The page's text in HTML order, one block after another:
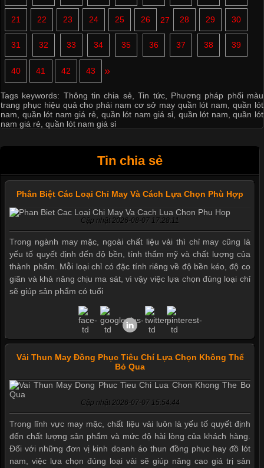
21 22 23 24 25 26 27 28 29 30
31 32 33 34 35 36 37 38 39
40 41 42 43 »
Tags keywords: Thông tin chia sẻ ,Tin tức, Phương pháp phối màu
trang phục hiệu quả cho phái nam cơ sở may quần lót nam ,quần lót
nam
quần lót nam giá rẻ quần lót nam giá sỉ quần lót nam ,quần lót
nam giá rẻ quần lót nam giá sỉ
Tin chia sẻ
Phân Biệt Các Loại Chỉ May Và Cách Lựa Chọn Phù Hợp
Cập nhật 2026-08-07 17:28:11
Trong ngành may mặc, ngoài chất liệu vải thì chỉ may cũng là
yếu tố quyết định đến độ bền, tính thẩm mỹ và chất lượng của
thành phẩm. Mỗi loại chỉ có đặc tính riêng về độ bền kéo, độ co
giãn và khả năng chịu ma sát, vì vậy việc lựa chọn đúng loại chỉ
sẽ giúp sản phẩm có tuổi
Vải Thun May Đồng Phục Tiêu Chí Lựa Chọn Không Thể
Bỏ Qua
Cập nhật 2026-07-07 15:54:44
Trong lĩnh vực may mặc, chất liệu vải luôn là yếu tố quyết định
đến chất lượng sản phẩm và mức độ hài lòng của khách hàng.
Đối với những đơn vị kinh doanh áo thun đồng phục hay đồ lót
nam, việc lựa chọn đúng loại vải sẽ giúp nâng cao giá trị sản